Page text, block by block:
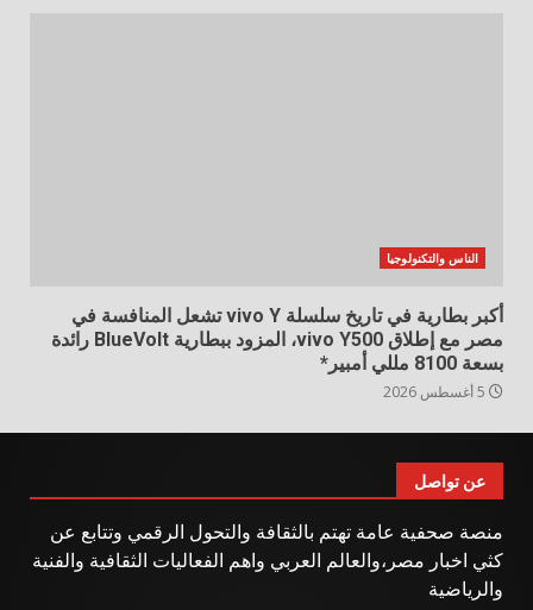
الناس والتكنولوجيا
أكبر بطارية في تاريخ سلسلة vivo Y تشعل المنافسة في
مصر مع إطلاق vivo Y500، المزود ببطارية BlueVolt رائدة
بسعة 8100 مللي أمبير*
عن تواصل
منصة صحفية عامة تهتم بالثقافة والتحول الرقمي وتتابع عن
كثي اخبار مصر،والعالم العربي واهم الفعاليات الثقافية والفنية
والرياضية